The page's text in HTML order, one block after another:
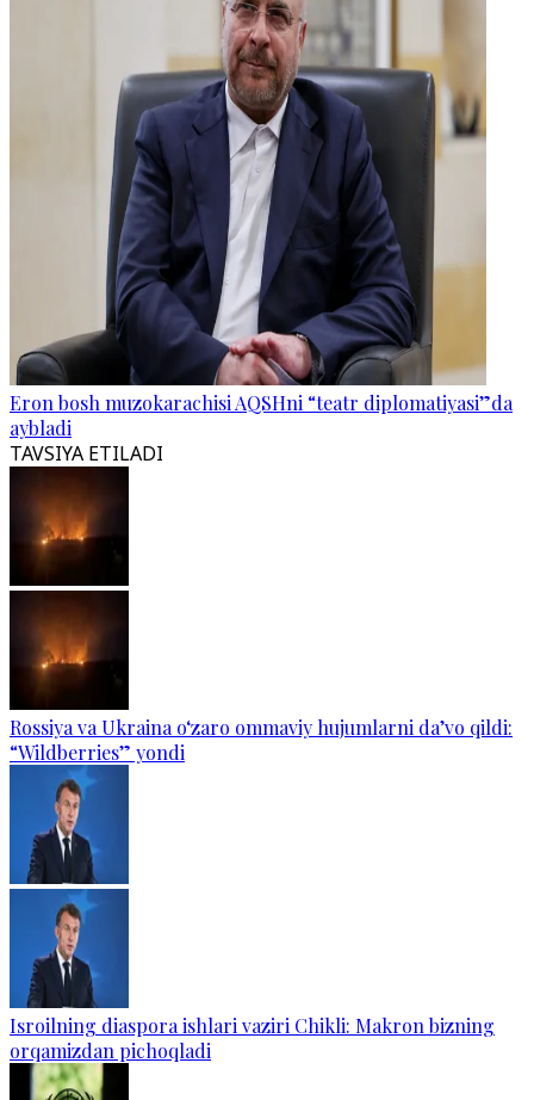
Eron bosh muzokarachisi AQSHni “teatr diplomatiyasi”da
aybladi
TAVSIYA ETILADI
Rossiya va Ukraina o‘zaro ommaviy hujumlarni da’vo qildi:
“Wildberries” yondi
Isroilning diaspora ishlari vaziri Chikli: Makron bizning
orqamizdan pichoqladi